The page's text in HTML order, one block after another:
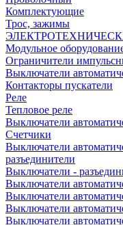
Комплектующие
Трос, зажимы
Модульное
Ограничители
Выключатели
Контакторы пускатели
Реле
Тепловое реле
Выключатели
Счетчики
Выключатели
разъединители
Выключатели -
Выключатели
Выключатели
Выключатели
Выключатели